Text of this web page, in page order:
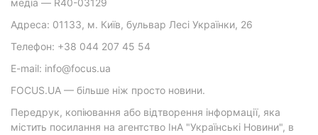
медіа — R40-03129
Адреса: 01133, м. Київ, бульвар Лесі Українки, 26
Телефон: +38 044 207 45 54
E-mail: info@focus.ua
FOCUS.UA — більше ніж просто новини.
Передрук, копіювання або відтворення інформації, яка
містить посилання на агентство ІнА "Українські Новини", в